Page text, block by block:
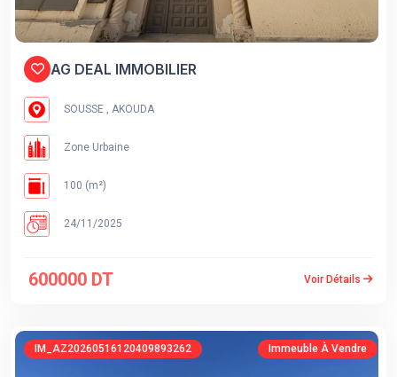
AG DEAL IMMOBILIER
SOUSSE , AKOUDA
Zone Urbaine
100 (m²)
24/11/2025
600000 DT Voir Détails
IM_AZ20260516120409893262 Immeuble À Vendre